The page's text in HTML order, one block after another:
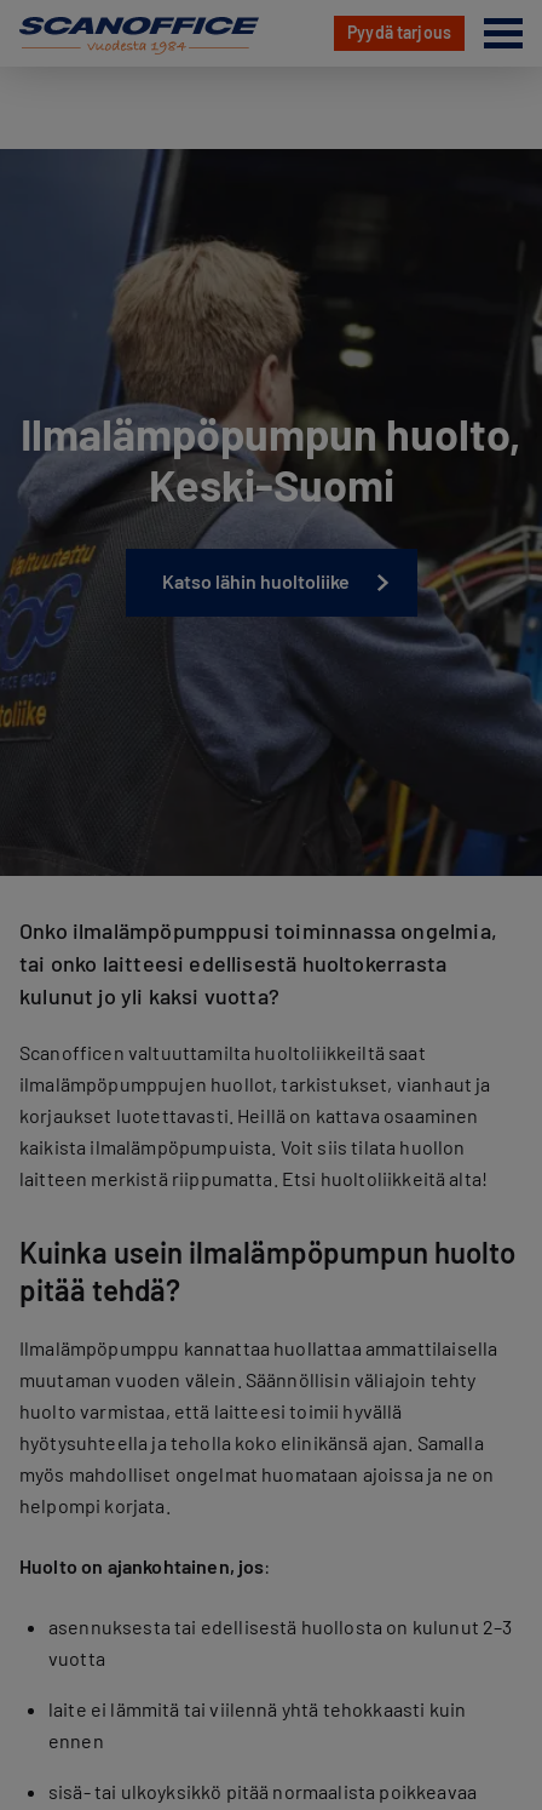
Pyydä tarjous
Ilmalämpöpumpun huolto,
Keski-Suomi
Katso lähin huoltoliike
Onko ilmalämpöpumppusi toiminnassa ongelmia,
tai onko laitteesi edellisestä huoltokerrasta
kulunut jo yli kaksi vuotta?
Scanofficen valtuuttamilta huoltoliikkeiltä saat
ilmalämpöpumppujen huollot, tarkistukset, vianhaut ja
korjaukset luotettavasti. Heillä on kattava osaaminen
kaikista ilmalämpöpumpuista. Voit siis tilata huollon
laitteen merkistä riippumatta. Etsi huoltoliikkeitä alta!
Kuinka usein ilmalämpöpumpun huolto
pitää tehdä?
Ilmalämpöpumppu kannattaa huollattaa ammattilaisella
muutaman vuoden välein. Säännöllisin väliajoin tehty
huolto varmistaa, että laitteesi toimii hyvällä
hyötysuhteella ja teholla koko elinikänsä ajan. Samalla
myös mahdolliset ongelmat huomataan ajoissa ja ne on
helpompi korjata.
Huolto on ajankohtainen, jos:
asennuksesta tai edellisestä huollosta on kulunut 2–3
vuotta
laite ei lämmitä tai viilennä yhtä tehokkaasti kuin
ennen
sisä- tai ulkoyksikkö pitää normaalista poikkeavaa